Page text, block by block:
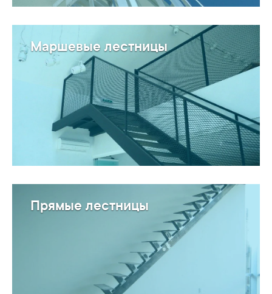
Маршевые лестницы
Прямые лестницы